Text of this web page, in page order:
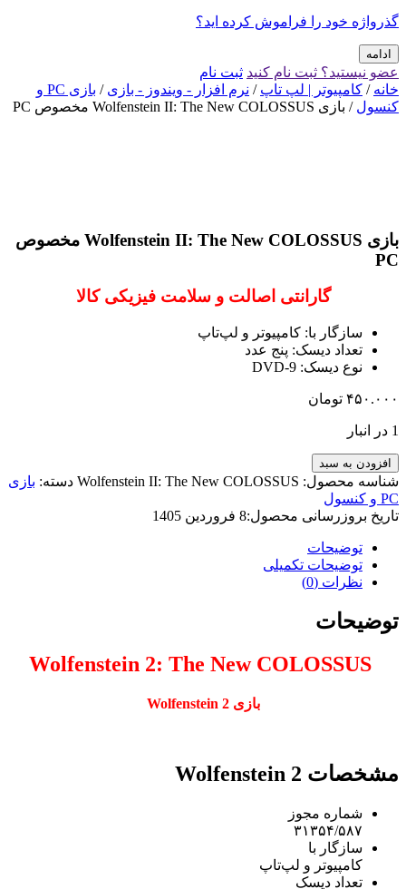
گذرواژه خود را فراموش کرده اید؟
ادامه
عضو نیستید؟ ثبت نام کنید ثبت نام
خانه / کامپیوتر | لپ تاپ / نرم افزار - ویندوز - بازی /
بازی PC و
کنسول / بازی Wolfenstein II: The New COLOSSUS مخصوص PC
بازی Wolfenstein II: The New COLOSSUS مخصوص
PC
گارانتی اصالت و سلامت فیزیکی کالا
سازگار با: کامپیوتر و لپ‌تاپ
تعداد دیسک: پنج عدد
نوع دیسک: DVD-9
۴۵۰.۰۰۰ تومان
1 در انبار
افزودن به سبد
شناسه محصول: Wolfenstein II: The New COLOSSUS دسته: بازی
PC و کنسول
تاریخ بروزرسانی محصول:8 فروردین 1405
توضیحات
توضیحات تکمیلی
نظرات (0)
توضیحات
بازیWolfenstein 2
مشخصات Wolfenstein 2
شماره مجوز
۳۱۳۵۴/۵۸۷
سازگار با
کامپیوتر و لپ‌تاپ
تعداد دیسک